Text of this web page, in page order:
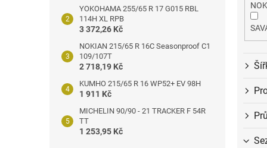
YOKOHAMA 255/65 R 17 G015 RBL
114H XL RPB
3 372,26 Kč
NOKIAN 215/65 R 16C Seasonproof C1
109/107T
2 718,19 Kč
KUMHO 215/65 R 16 WP52+ EV 98H
1 911 Kč
MICHELIN 90/90 - 21 TRACKER F 54R
TT
1 253,95 Kč